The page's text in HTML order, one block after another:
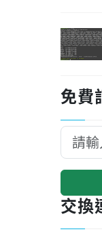
免費
交換